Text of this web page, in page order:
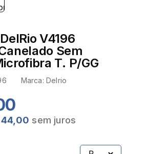
V4196
Sem
T. P/GG
Marca:Delrio
44,00 sem juros